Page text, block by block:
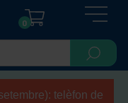
0
telèfon de